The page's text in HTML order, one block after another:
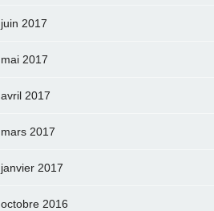
juin 2017
mai 2017
avril 2017
mars 2017
janvier 2017
octobre 2016